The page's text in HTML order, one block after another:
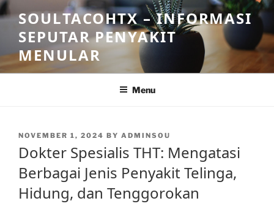
Skip
to
content
SOULTACOHTX – INFORMASI
SEPUTAR PENYAKIT
MENULAR
Menu
POSTED
NOVEMBER 1, 2024 BY ADMINSOU
Dokter Spesialis THT: Mengatasi
Berbagai Jenis Penyakit Telinga,
Hidung, dan Tenggorokan